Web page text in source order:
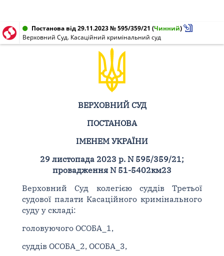
Постанова від 29.11.2023 № 595/359/21 (Чинний)
Верховний Суд. Касаційний кримінальний суд
ВЕРХОВНИЙ СУД
ПОСТАНОВА
ІМЕНЕМ УКРАЇНИ
29 листопада 2023 р. N 595/359/21;
провадження N 51-5402км23
Верховний Суд колегією суддів Третьої
судової палати Касаційного кримінального
суду у складі:
головуючого ОСОБА_1,
суддів ОСОБА_2, ОСОБА_3,